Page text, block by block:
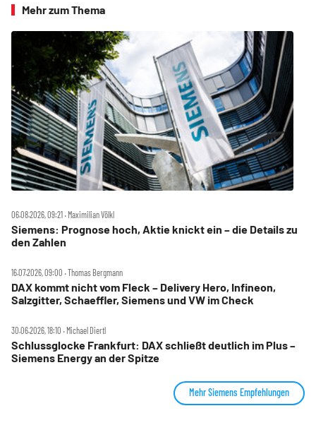
Mehr zum Thema
06.08.2026, 09:21 ‧ Maximilian Völkl
Siemens: Prognose hoch, Aktie knickt ein – die Details zu
den Zahlen
16.07.2026, 09:00 ‧ Thomas Bergmann
DAX kommt nicht vom Fleck – Delivery Hero, Infineon,
Salzgitter, Schaeffler, Siemens und VW im Check
30.06.2026, 18:10 ‧ Michael Diertl
Schlussglocke Frankfurt: DAX schließt deutlich im Plus –
Siemens Energy an der Spitze
Mehr Siemens Empfehlungen